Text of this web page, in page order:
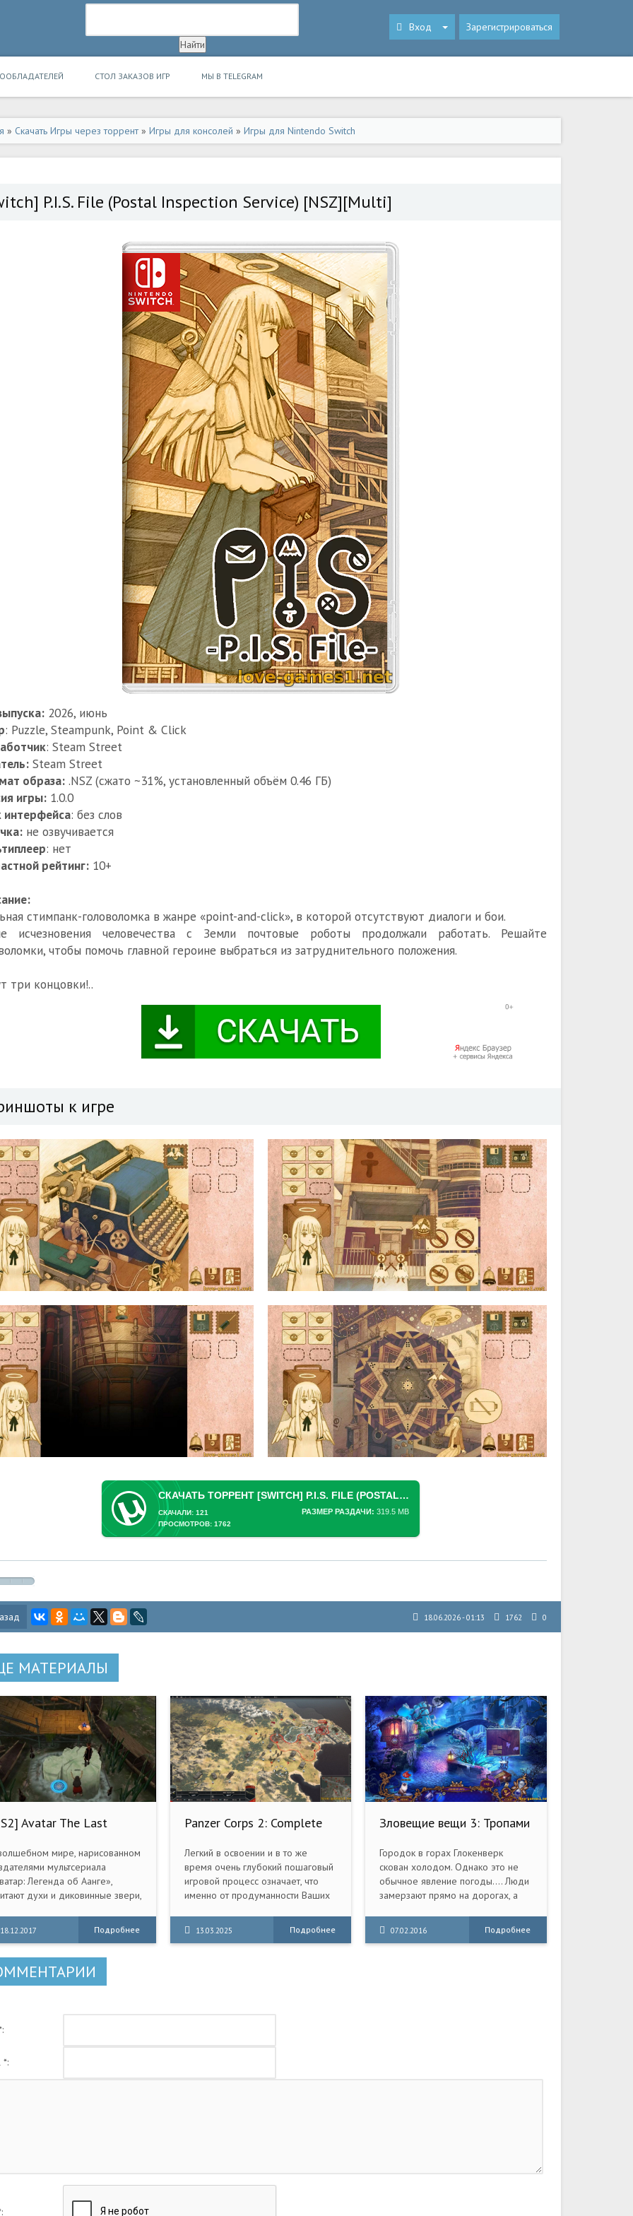
Вход Зарегистрироваться
СТОЛ ЗАКАЗОВ ИГР МЫ В TELEGRAM
» Скачать Игры через торрент» Игры для консолей » Игры для Nintendo Switch
P.I.S. File (Postal Inspection Service) [NSZ][Multi]
2026, июнь
: Puzzle, Steampunk, Point & Click
: Steam Street
Steam Street
образа: .NSZ (сжато ~31%, установленный объём 0.46 ГБ)
игры: 1.0.0
интерфейса: без слов
не озвучивается
: нет
рейтинг: 10+
стимпанк-головоломка в жанре «point-and-click», в которой отсутствуют диалоги и бои.
исчезновения человечества с Земли почтовые роботы продолжали работать. Решайте
чтобы помочь главной героине выбраться из затруднительного положения.
три концовки!..
к игре
СКАЧАТЬ ТОРРЕНТ [SWITCH] P.I.S. FILE (POSTAL INSPECTION SERVICE) [NSZ][MULTI]
РАЗМЕР РАЗДАЧИ: 319.5 MB
СКАЧАЛИ: 121
ПРОСМОТРОВ: 1762
18.06.2026 - 01:13 1762 0
МАТЕРИАЛЫ
Avatar The Last
Into The Inferno
мире, нарисованном
мультсериала
Легенда об Аанге»,
духи и диковинные звери,
Племена Воды,
Земли, Воздушных
18.12.2017 Подробнее
Panzer Corps 2: Complete
(v1.14.3 + 14 DLC +
Бонусный контент)
Легкий в освоении и в то же
время очень глубокий пошаговый
игровой процесс означает, что
именно от продуманности Ваших
реакции будет зависеть исход
13.03.2025 Подробнее
Зловещие вещи 3: Тропами
издание (2015) PC
Городок в горах Глокенверк
скован холодом. Однако это не
обычное явление погоды.... Люди
замерзают прямо на дорогах, а
диковинных зверей. Башня с
07.02.2016 Подробнее
*: